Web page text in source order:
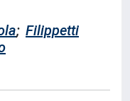
; Filippetti